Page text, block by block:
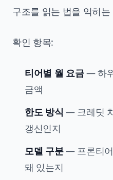
구조를 읽는 법을 익히
확인 항목:
티어별 월 요금— 하
금액
한도 방식 — 크레딧
갱신인지
모델 구분— 프론티어
돼 있는지